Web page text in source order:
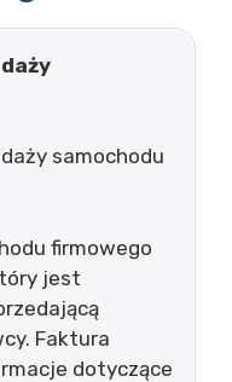
samochodu
firmowego
jest
Faktura
dotyczące